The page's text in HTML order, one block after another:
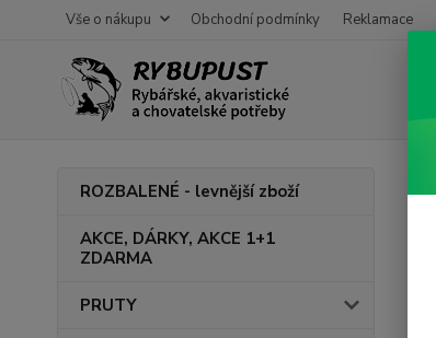
Vše o nákupu Obchodní podmínky Reklamace
ROZBALENÉ - levnější zboží
AKCE, DÁRKY, AKCE 1+1
ZDARMA
PRUTY